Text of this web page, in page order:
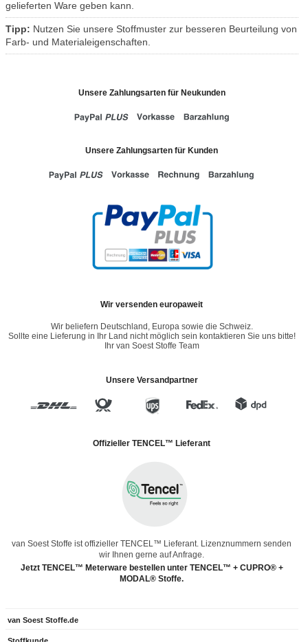
gelieferten Ware geben kann.
Tipp: Nutzen Sie unsere Stoffmuster zur besseren Beurteilung von
Farb- und Materialeigenschaften.
Unsere Zahlungsarten für Neukunden
Unsere Zahlungsarten für Kunden
Wir versenden europaweit
Wir beliefern Deutschland, Europa sowie die Schweiz.
Sollte eine Lieferung in Ihr Land nicht möglich sein kontaktieren Sie uns bitte!
Ihr van Soest Stoffe Team
Unsere Versandpartner
Offizieller TENCEL™ Lieferant
van Soest Stoffe ist offizieller TENCEL™ Lieferant. Lizenznummern senden
wir Ihnen gerne auf Anfrage.
Jetzt TENCEL™ Meterware bestellen unter TENCEL™ + CUPRO® +
MODAL® Stoffe.
van Soest Stoffe.de